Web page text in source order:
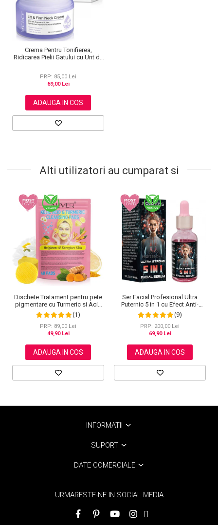
Crema Pentru Tonifierea,
Ridicarea Pielii Gatului cu Unt de
PRP: 85,00 Lei
69,00 Lei
ADAUGA IN COS
Alti utilizatori au cumparat si
Dischete Tratament pentru pete
pigmentare cu Turmeric si Acid
kojic, Curatare in profunzime,
Aliver, 40 bucati
(1)
PRP: 89,00 Lei
49,90 Lei
ADAUGA IN COS
Ser Facial Profesional Ultra
Puternic 5 in 1 cu Efect Anti-
Imbatranire NOVA KISS®, 30 ml
(9)
PRP: 200,00 Lei
69,90 Lei
ADAUGA IN COS
INFORMATII
SUPORT
DATE COMERCIALE
URMARESTE-NE IN SOCIAL MEDIA